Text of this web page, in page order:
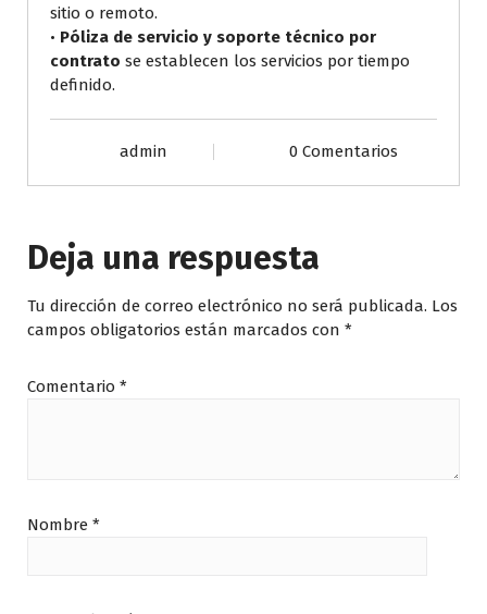
sitio o remoto.
• Póliza de servicio y soporte técnico por
contrato se establecen los servicios por tiempo
definido.
admin 0 Comentarios
Deja una respuesta
Tu dirección de correo electrónico no será publicada. Los
campos obligatorios están marcados con *
Comentario *
Nombre *